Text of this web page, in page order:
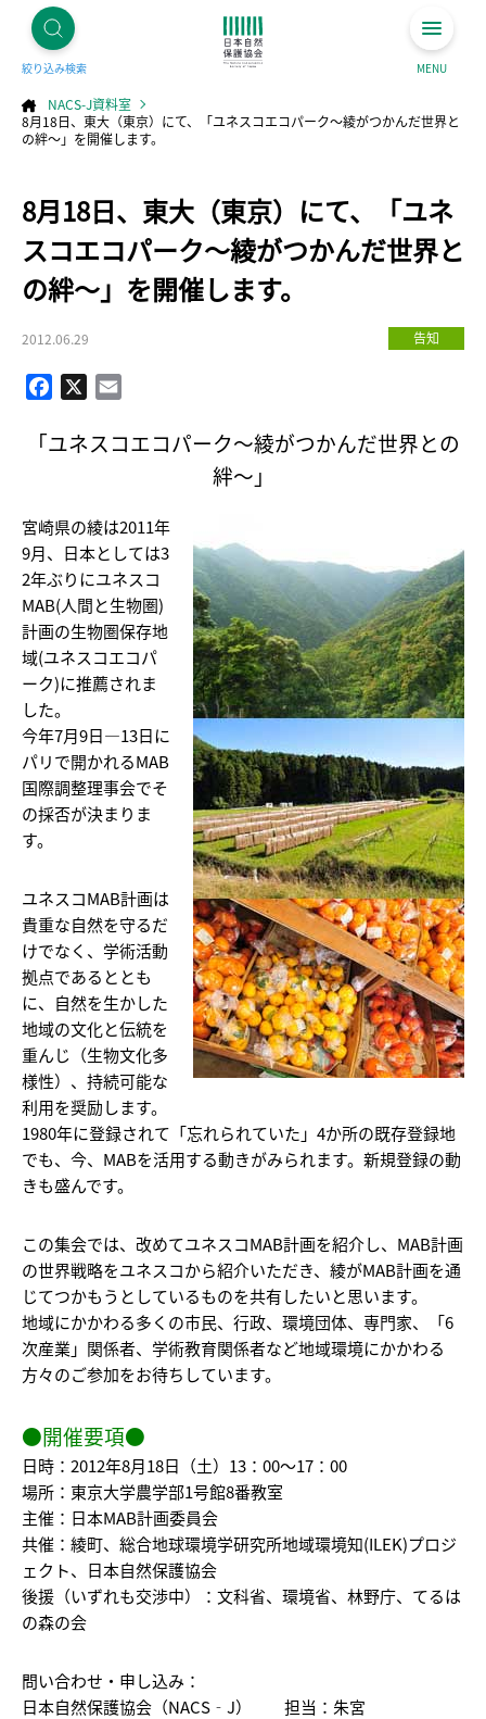
絞り込み検索 MENU
NACS-J資料室
8月18日、東大（東京）にて、「ユネスコエコパーク～綾がつかんだ世界と
の絆～」を開催します。
8月18日、東大（東京）にて、「ユネ
スコエコパーク～綾がつかんだ世界と
の絆～」を開催します。
2012.06.29 告知
Facebook
「ユネスコエコパーク～綾がつかんだ世界との
絆～」
宮崎県の綾は2011年
9月、日本としては3
2年ぶりにユネスコ
MAB(人間と生物圏)
計画の生物圏保存地
域(ユネスコエコパ
ーク)に推薦されま
した。
今年7月9日―13日に
パリで開かれるMAB
国際調整理事会でそ
の採否が決まりま
す。
ユネスコMAB計画は
貴重な自然を守るだ
けでなく、学術活動
拠点であるととも
に、自然を生かした
地域の文化と伝統を
重んじ（生物文化多
様性）、持続可能な
利用を奨励します。
1980年に登録されて「忘れられていた」4か所の既存登録地
でも、今、MABを活用する動きがみられます。新規登録の動
きも盛んです。
この集会では、改めてユネスコMAB計画を紹介し、MAB計画
の世界戦略をユネスコから紹介いただき、綾がMAB計画を通
じてつかもうとしているものを共有したいと思います。
地域にかかわる多くの市民、行政、環境団体、専門家、「6
次産業」関係者、学術教育関係者など地域環境にかかわる
方々のご参加をお待ちしています。
●開催要項●
日時： 2012年8月18日（土）13：00～17：00
場所： 東京大学農学部1号館8番教室
主催： 日本MAB計画委員会
共催： 綾町、総合地球環境学研究所地域環境知(ILEK)プロジ
ェクト、日本自然保護協会
後援 （いずれも交渉中）：文科省、環境省、林野庁、てるは
の森の会
問い合わせ・申し込み：
日本自然保護協会（NACS‐J） 担当：朱宮